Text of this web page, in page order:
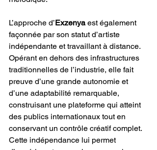
L’approche d’Exzenya est également
façonnée par son statut d’artiste
indépendante et travaillant à distance.
Opérant en dehors des infrastructures
traditionnelles de l’industrie, elle fait
preuve d’une grande autonomie et
d’une adaptabilité remarquable,
construisant une plateforme qui atteint
des publics internationaux tout en
conservant un contrôle créatif complet.
Cette indépendance lui permet